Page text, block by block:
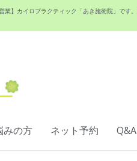
】カイロプラクティック「あき施術院」です
みの方 ネット予約 Q&A